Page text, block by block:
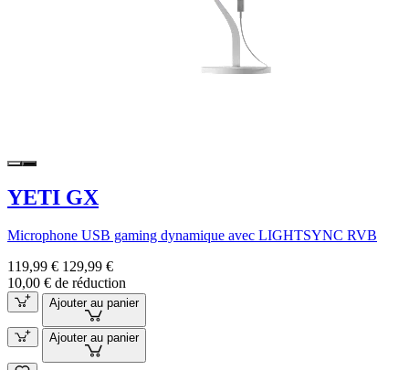
YETI GX
Microphone USB gaming dynamique avec LIGHTSYNC RVB
119,99 € 129,99 €
10,00 € de réduction
Ajouter au panier
Ajouter au panier